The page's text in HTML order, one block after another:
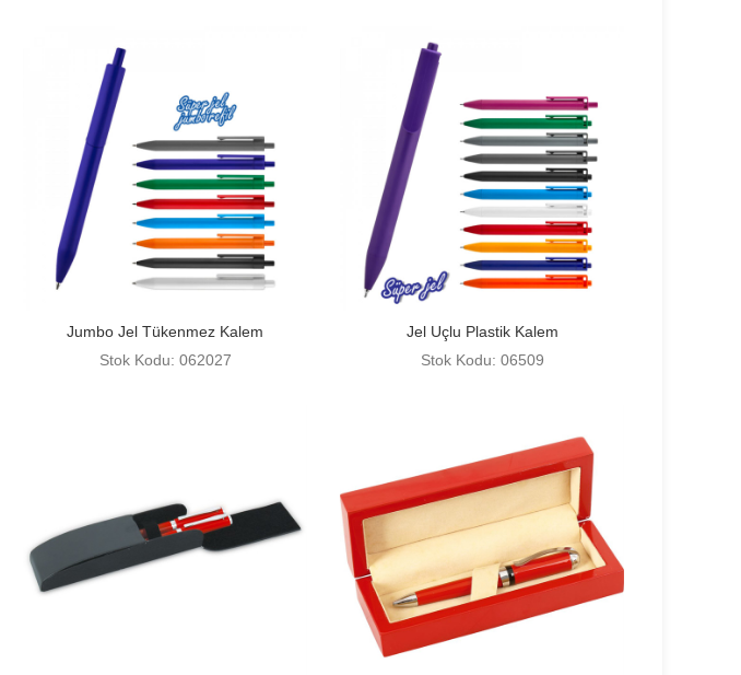
Jumbo Jel Tükenmez Kalem
Stok Kodu: 062027
Jel Uçlu Plastik Kalem
Stok Kodu: 06509